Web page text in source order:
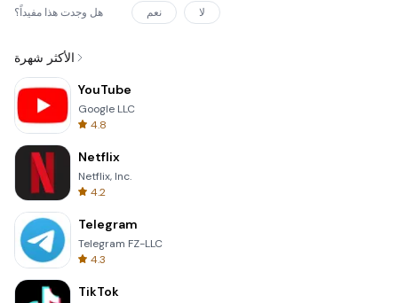
هل وجدت هذا مفيداً؟ نعم لا
الأكثر شهرة
YouTube
Google LLC
4.8
Netflix
Netflix, Inc.
4.2
Telegram
Telegram FZ-LLC
4.3
TikTok